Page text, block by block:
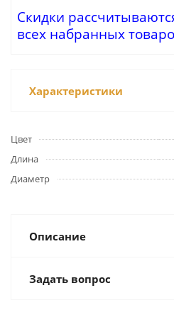
Скидки
всех набранных
Характеристики
Цвет
Длина
Диаметр
Описание
Задать вопрос